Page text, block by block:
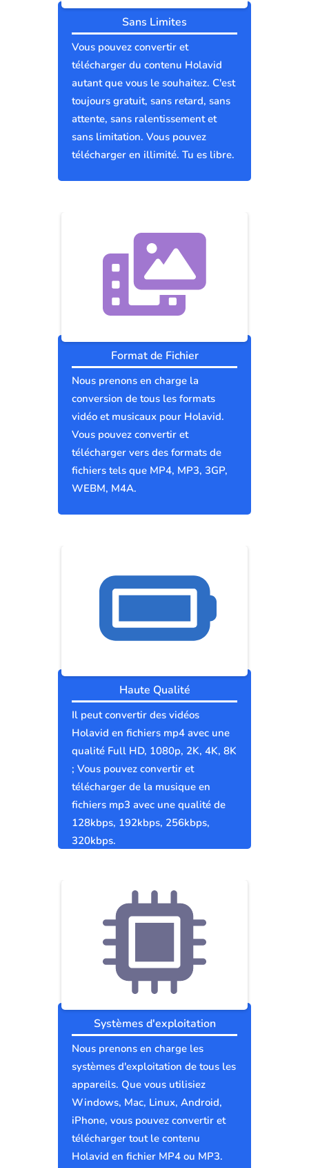
Sans Limites
Vous pouvez convertir et
télécharger du contenu Holavid
autant que vous le souhaitez. C'est
toujours gratuit, sans retard, sans
attente, sans ralentissement et
sans limitation. Vous pouvez
télécharger en illimité. Tu es libre.
Format de Fichier
Nous prenons en charge la
conversion de tous les formats
vidéo et musicaux pour Holavid.
Vous pouvez convertir et
télécharger vers des formats de
fichiers tels que MP4, MP3, 3GP,
WEBM, M4A.
Haute Qualité
Il peut convertir des vidéos
Holavid en fichiers mp4 avec une
qualité Full HD, 1080p, 2K, 4K, 8K
; Vous pouvez convertir et
télécharger de la musique en
fichiers mp3 avec une qualité de
128kbps, 192kbps, 256kbps,
320kbps.
Systèmes d'exploitation
Nous prenons en charge les
systèmes d'exploitation de tous les
appareils. Que vous utilisiez
Windows, Mac, Linux, Android,
iPhone, vous pouvez convertir et
télécharger tout le contenu
Holavid en fichier MP4 ou MP3.